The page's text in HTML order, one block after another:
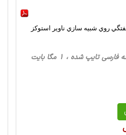
روي شبيه سازي ناوير استوكز
، طراحی‌ جامدات، 26 صفحه فارسی تایپ شده ، 1 مگا بایت